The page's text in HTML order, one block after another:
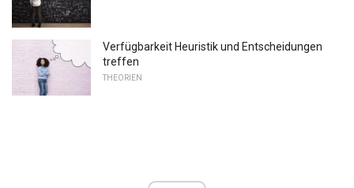
Verfügbarkeit Heuristik und Entscheidungen
treffen
THEORIEN